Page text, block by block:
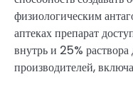
физиологическим
аптеках препарат
внутрь и 25%
производителей,